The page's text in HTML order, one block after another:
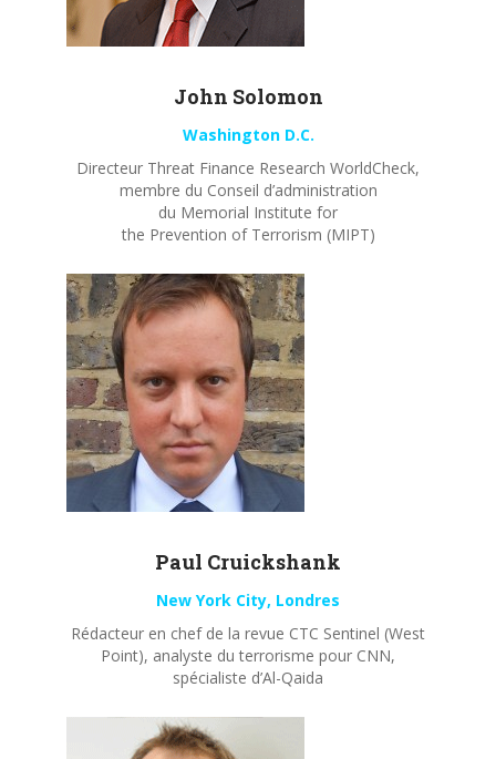
John Solomon
Washington D.C.
Directeur Threat Finance Research WorldCheck,
membre du Conseil d’administration
du Memorial Institute for
the Prevention of Terrorism (MIPT)
Paul Cruickshank
New York City, Londres
Rédacteur en chef de la revue CTC Sentinel (West
Point), analyste du terrorisme pour CNN,
spécialiste d’Al-Qaida